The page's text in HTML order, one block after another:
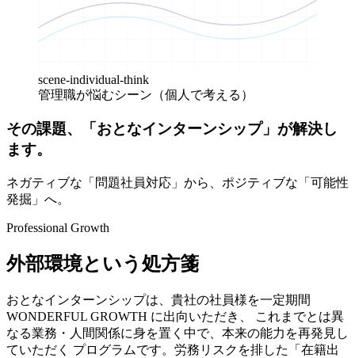
scene-individual-think
管理職が悩むシーン（個人で考える）
その課題、「おとなインターンシップ」が解決し
ます。
ネガティブな「問題社員対応」から、ポジティブな「可能性
発掘」へ。
Professional Growth
外部環境という処方箋
おとなインターンシップは、貴社の社員様を一定期間
WONDERFUL GROWTH に出向いただき、 これまでとは異
なる業務・人間関係に身を置く中で、本来の能力を再発見し
ていただく プログラムです。労務リスクを排した「在籍出